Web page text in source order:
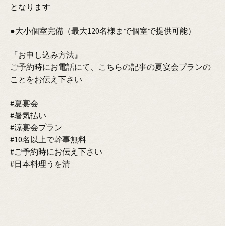
となります
●大小個室完備（最大120名様まで個室で提供可能）
『お申し込み方法』
ご予約時にお電話にて、こちらの記事の夏宴会プランの
ことをお伝え下さい
#夏宴会
#暑気払い
#涼宴会プラン
#10名以上で幹事無料
#ご予約時にお伝え下さい
#日本料理うを清